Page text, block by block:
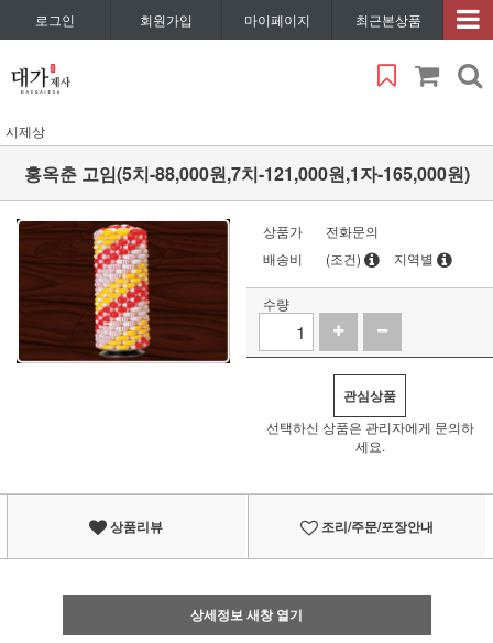
로그인 회원가입 마이페이지 최근본상품
시제상
홍옥춘 고임(5치-88,000원,7치-121,000원,1자-165,000원)
상품가
전화문의
배송비
(조건) 지역별
수량
관심상품
선택하신 상품은 관리자에게 문의하
세요.
상품리뷰 조리/주문/포장안내
상세정보 새창 열기